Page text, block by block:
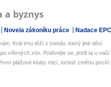
a byznys
Novela zákoníku práce Nadace
Král trhu těží z trendu, který jiné děsí
větrných zón. Podívejte se, jestli ta u vaší
plážové kluby mizí, turisté změnu pocítí